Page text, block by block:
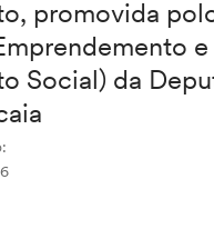
promovida
e
Social) da